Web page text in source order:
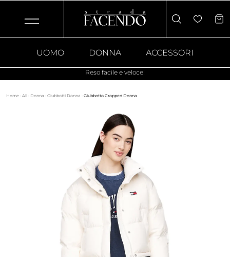
UOMO DONNA ACCESSORI
Reso facile e veloce!
Home · All · Donna · Giubbotti Donna · Giubbotto Cropped Donna